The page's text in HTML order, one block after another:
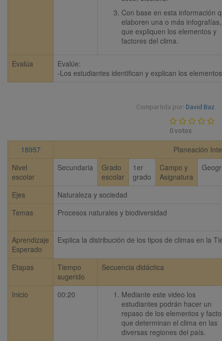
Con base en esta información
elaboren una o más infografías,
que expliquen los elementos y
factores del clima.
Evalúa
Evalúe:
-Los estudiantes identifican y explican los
Compartida por: David Baz
0votos
18957
Planeación
Nivel
escolar
Secundaria
Grado
escolar
1er
grado
Campo y
Asignatura
Ejes
Naturaleza y sociedad
Temas
Procesos naturales y biodiversidad
Aprendizaje
Esperado
Explica la distribución de los tipos de climas en la
Etapas
Tiempo
sugerido
Secuencia didáctica
Inicio 00:20
Mediante este video los
estudiantes podrán hacer un
repaso de los elementos y
que determinan el clima en las
diversas regiones del país.